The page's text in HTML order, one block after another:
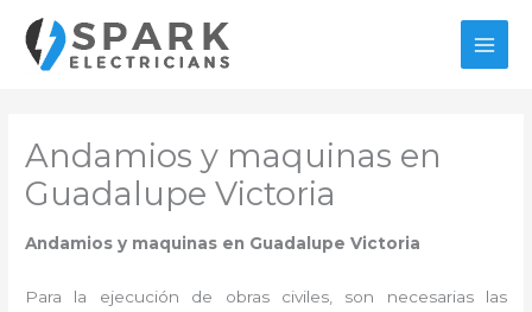
contenido
Andamios y maquinas en
Guadalupe Victoria
Andamios y maquinas en Guadalupe Victoria
Para la ejecución de obras civiles, son necesarias las